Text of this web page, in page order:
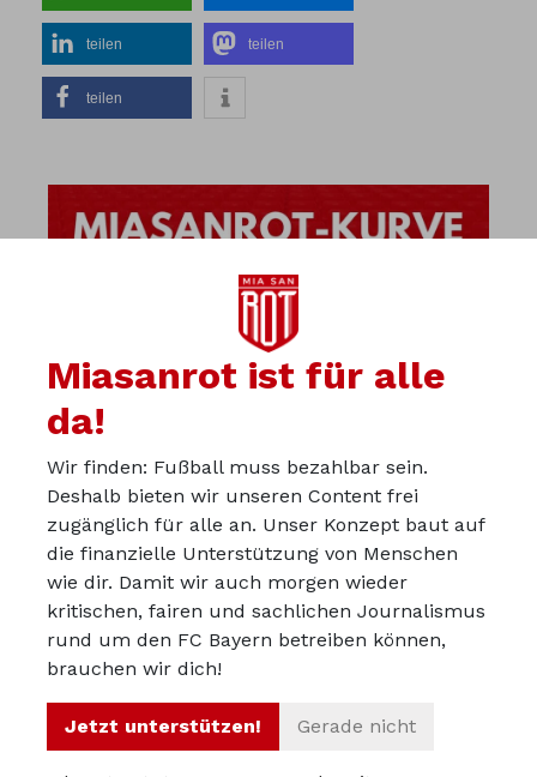
teilen teilen
teilen
Über uns
Werbepartner werden
Impressum
Datenschutz
Miasanrot ist für alle
da!
Wir finden: Fußball muss bezahlbar sein.
Deshalb bieten wir unseren Content frei
zugänglich für alle an. Unser Konzept baut auf
die finanzielle Unterstützung von Menschen
wie dir. Damit wir auch morgen wieder
kritischen, fairen und sachlichen Journalismus
rund um den FC Bayern betreiben können,
brauchen wir dich!
Jetzt unterstützen! Gerade nicht